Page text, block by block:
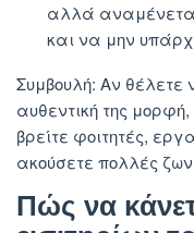
αλλά
και να μην
Συμβουλή: Αν θέλετε
αυθεντική της
βρείτε φοιτητές,
ακούσετε πολλές
Πώς να